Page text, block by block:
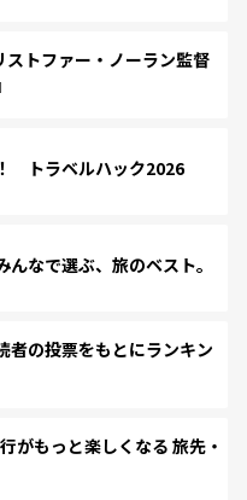
トファー・ノーラン監督
トラベルハック2026
なで選ぶ、旅のベスト。
の投票をもとにランキン
もっと楽しくなる 旅先・